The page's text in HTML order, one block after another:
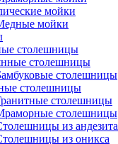
мойки
мойки
столешницы
столешницы
столешницы
столешницы
столешницы
столешницы
из андезита
из оникса